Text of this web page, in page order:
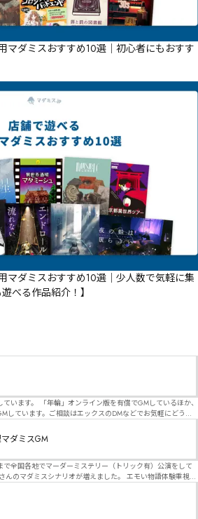
マダミスおすすめ10選｜初心者にもおすす
マダミスおすすめ10選｜少人数で気軽に集
べる作品紹介！】
います。 「年輪」オンライン版を有償でGMしているほか、
しています。ご相談はエックスのDMなどでお気軽にどう
ダミスGM
全国各地でマーダーミステリー（トリック有）公演をして
リーというジャンル名でたくさんあるため、そのようなシナ
る本格推理マーダーミステリーを見つけることが難しくな